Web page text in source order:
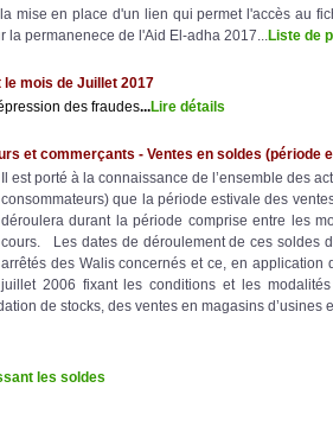
mise en place d'un lien qui permet l'accès au
permanenece de l'Aid El-adha 2017... Liste de
mois de Juillet 2017
des fraudes...Lire détails
et commerçants - Ventes en soldes (période
Il est porté à la connaissance de l’ensemble des
consommateurs) que la période estivale des
déroulera durant la période comprise entre les
cours. Les dates de déroulement de ces soldes
arrêtés des Walis concernés et ce, en application
juillet 2006 fixant les conditions et les
de stocks, des ventes en magasins d’usines
les soldes